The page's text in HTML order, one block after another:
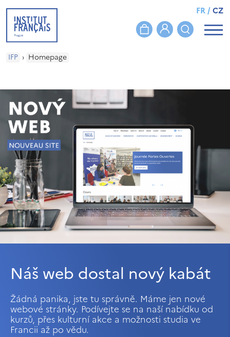
FR/CZ
IFP › Homepage
Náš web dostal nový kabát
Žádná panika, jste tu správně. Máme jen nové
webové stránky. Podívejte se na naší nabídku od
kurzů, přes kulturní akce a možnosti studia ve
Francii až po vědu.